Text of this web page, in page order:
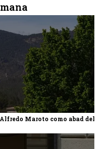
Maroto como abad del